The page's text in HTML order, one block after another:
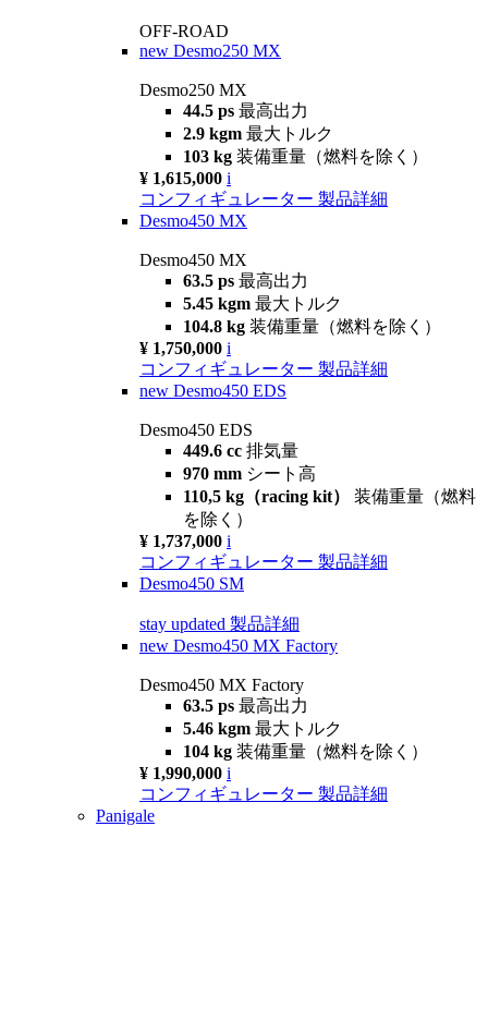
OFF-ROAD
new Desmo250 MX
Desmo250 MX
44.5 ps 最高出力
2.9 kgm 最大トルク
103 kg 装備重量（燃料を除く）
¥ 1,615,000 i
コンフィギュレーター 製品詳細
Desmo450 MX
Desmo450 MX
63.5 ps 最高出力
5.45 kgm 最大トルク
104.8 kg 装備重量（燃料を除く）
¥ 1,750,000 i
コンフィギュレーター 製品詳細
new Desmo450 EDS
Desmo450 EDS
449.6 cc 排気量
970 mm シート高
110,5 kg（racing kit） 装備重量（燃料
を除く）
¥ 1,737,000 i
コンフィギュレーター 製品詳細
Desmo450 SM
stay updated 製品詳細
new Desmo450 MX Factory
Desmo450 MX Factory
63.5 ps 最高出力
5.46 kgm 最大トルク
104 kg 装備重量（燃料を除く）
¥ 1,990,000 i
コンフィギュレーター 製品詳細
Panigale